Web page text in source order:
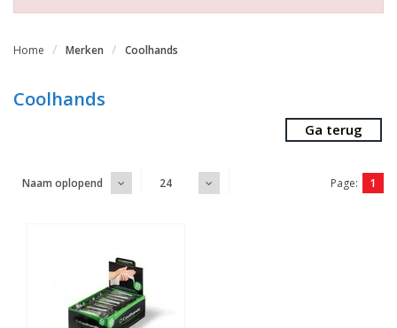
Home Merken Coolhands
Coolhands
Ga terug
Naam oplopend 24 Page: 1